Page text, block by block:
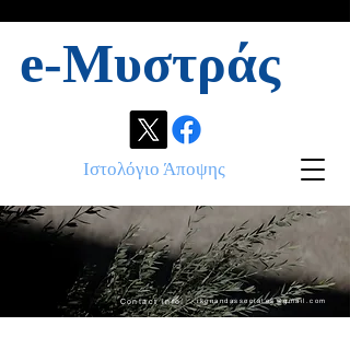
e-Μυστράς
Ιστολόγιο Άποψης
Contact info: ikonandassociates@gmail.com